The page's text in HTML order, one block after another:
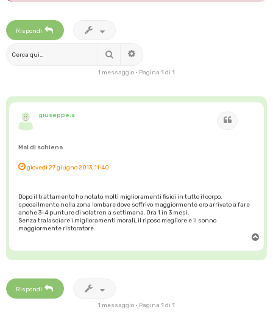
Rispondi
Cerca
1 messaggio • Pagina 1 di 1
giuseppe.s
Mal di schiena
giovedì 27 giugno 2013, 11:40
Dopo il trattamento ho notato molti miglioramenti fisici in tutto il corpo,
specailmente nella zona lombare dove soffrivo maggiormente ero arrivato a fare
anche 3-4 punture di volatren a settimana. Ora 1 in 3 mesi.
Senza tralasciare i miglioramenti morali, il riposo megliore e il sonno
maggiormente ristoratore.
p
Rispondi
1 messaggio • Pagina 1 di 1